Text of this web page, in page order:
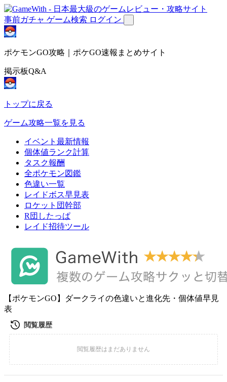
事前ガチャ ゲーム検索 ログイン
ポケモンGO攻略｜ポケGO速報まとめサイト
掲示板Q&A
トップに戻る
ゲーム攻略一覧を見る
イベント最新情報
個体値ランク計算
タスク報酬
全ポケモン図鑑
色違い一覧
レイドボス早見表
ロケット団幹部
R団したっぱ
レイド招待ツール
【ポケモンGO】ダークライの色違いと進化先・個体値早見
表